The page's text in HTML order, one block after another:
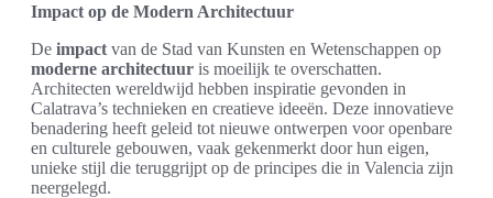
Impact op de Modern Architectuur
De impact van de Stad van Kunsten en Wetenschappen op
moderne architectuur is moeilijk te overschatten.
Architecten wereldwijd hebben inspiratie gevonden in
Calatrava’s technieken en creatieve ideeën. Deze innovatieve
benadering heeft geleid tot nieuwe ontwerpen voor openbare
en culturele gebouwen, vaak gekenmerkt door hun eigen,
unieke stijl die teruggrijpt op de principes die in Valencia zijn
neergelegd.